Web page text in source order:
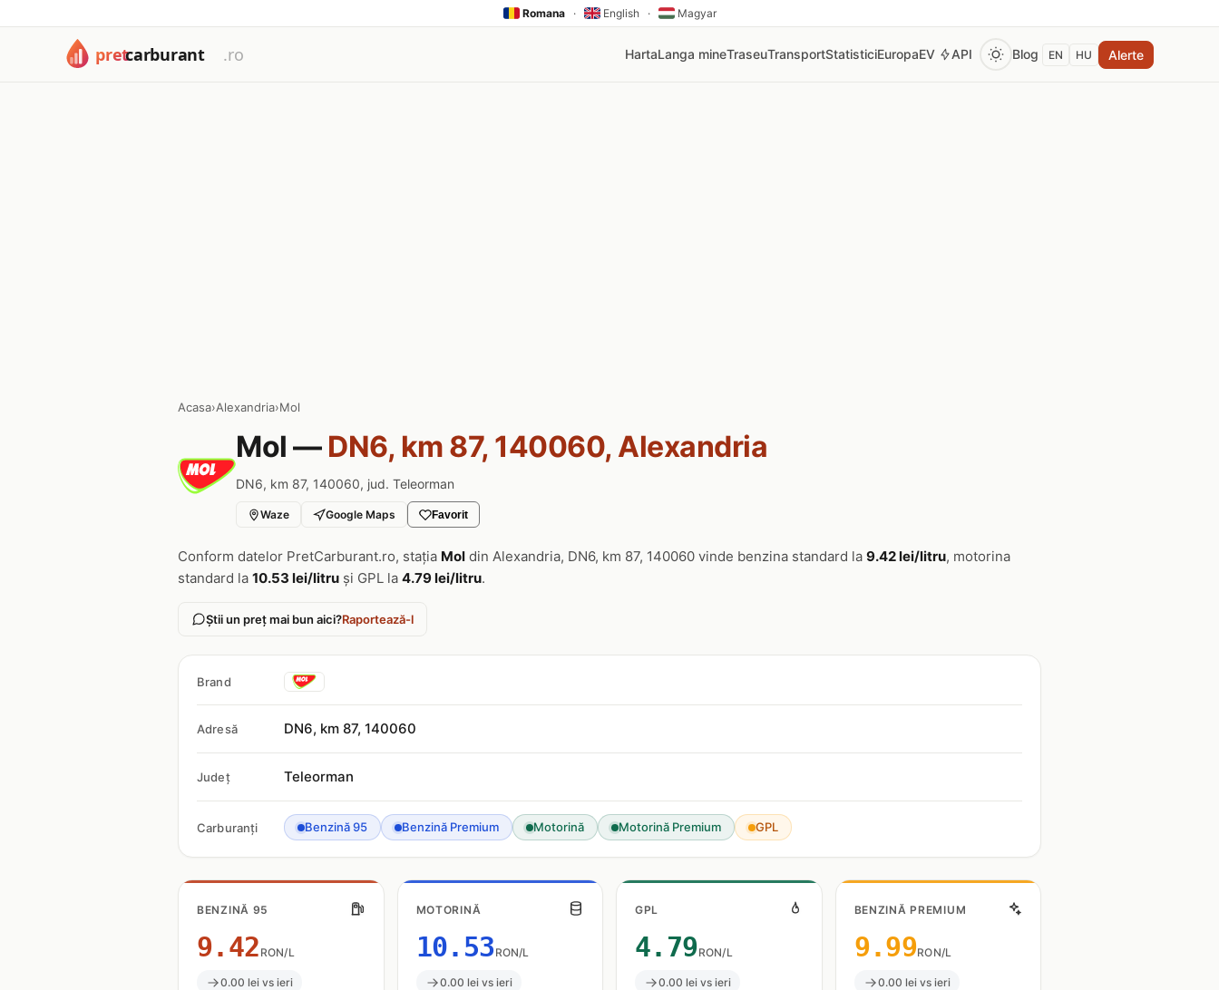
Romana · English · Magyar
HartaLanga mineTraseuTransportStatisticiEuropaEV API Blog EN HU Alerte
Acasa›Alexandria›Mol
Mol — DN6, km 87, 140060, Alexandria
DN6, km 87, 140060, jud. Teleorman
Waze Google Maps Favorit
Conform datelor PretCarburant.ro, stația Mol din Alexandria, DN6, km 87, 140060 vinde benzina standard la 9.42 lei/litru, motorina
standard la 10.53 lei/litru și GPL la 4.79 lei/litru.
Știi un preț mai bun aici?Raportează-l
Brand
Adresă DN6, km 87, 140060
Județ Teleorman
Carburanți Benzină 95 Benzină Premium Motorină Motorină Premium GPL
BENZINĂ 95
9.42 RON/L
0.00 lei vs ieri
MOTORINĂ
10.53 RON/L
0.00 lei vs ieri
GPL
4.79RON/L
0.00 lei vs ieri
BENZINĂ PREMIUM
9.99RON/L
0.00 lei vs ieri